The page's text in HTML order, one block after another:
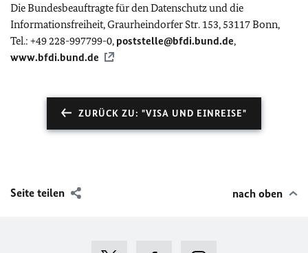
Die Bundesbeauftragte für den Datenschutz und die
Informationsfreiheit, Graurheindorfer Str. 153, 53117 Bonn,
Tel.: +49 228-997799-0, poststelle@bfdi.bund.de,
www.bfdi.bund.de
ZURÜCK ZU: "VISA UND EINREISE"
Seite teilen nach oben